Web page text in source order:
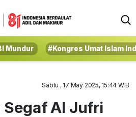
Mundur #Kongres Umat Islam
Sabtu , 17 May 2025, 15:44 WIB
Segaf Al Jufri